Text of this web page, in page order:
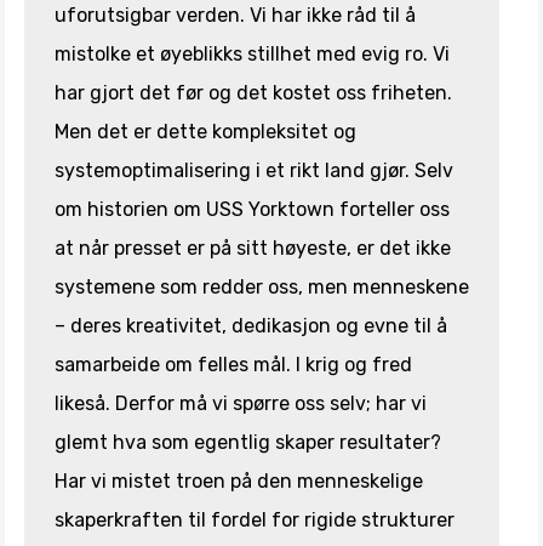
uforutsigbar verden. Vi har ikke råd til å
mistolke et øyeblikks stillhet med evig ro. Vi
har gjort det før og det kostet oss friheten.
Men det er dette kompleksitet og
systemoptimalisering i et rikt land gjør. Selv
om historien om USS Yorktown forteller oss
at når presset er på sitt høyeste, er det ikke
systemene som redder oss, men menneskene
– deres kreativitet, dedikasjon og evne til å
samarbeide om felles mål. I krig og fred
likeså. Derfor må vi spørre oss selv; har vi
glemt hva som egentlig skaper resultater?
Har vi mistet troen på den menneskelige
skaperkraften til fordel for rigide strukturer